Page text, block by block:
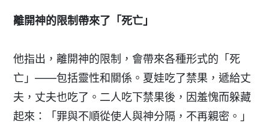
離開神的限制帶來了「死亡」
他指出，離開神的限制，會帶來各種形式的「死
亡」——包括靈性和關係。夏娃吃了禁果，遞給丈
夫，丈夫也吃了。二人吃下禁果後，因羞愧而躲藏
起來：「罪與不順從使人與神分隔，不再親密。」